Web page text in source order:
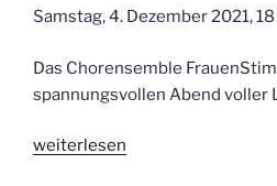
Samstag, 4. Dezember 2021,
Das Chorensemble
spannungsvollen Abend voller
„LICHT
weiterlesen